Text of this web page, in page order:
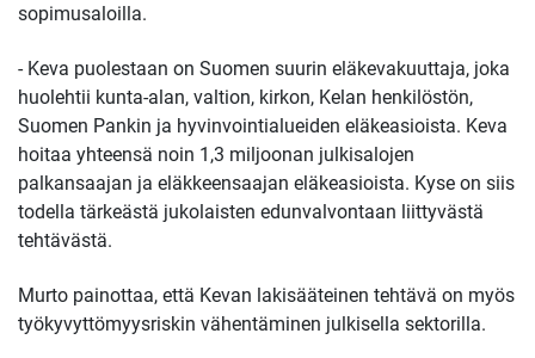
sopimusaloilla.
- Keva puolestaan on Suomen suurin eläkevakuuttaja, joka
huolehtii kunta-alan, valtion, kirkon, Kelan henkilöstön,
Suomen Pankin ja hyvinvointialueiden eläkeasioista. Keva
hoitaa yhteensä noin 1,3 miljoonan julkisalojen
palkansaajan ja eläkkeensaajan eläkeasioista. Kyse on siis
todella tärkeästä jukolaisten edunvalvontaan liittyvästä
tehtävästä.
Murto painottaa, että Kevan lakisääteinen tehtävä on myös
työkyvyttömyysriskin vähentäminen julkisella sektorilla.